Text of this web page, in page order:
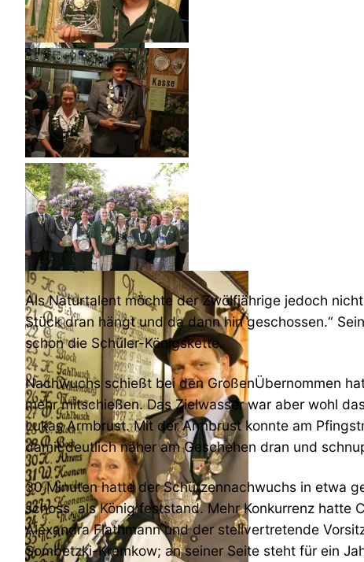
Als Naturtalent möchte der Zwölfjährige jedoch
Stück dran hängt und da dann hin geschossen.“
schon die Schüler-Königskette.
Nachwuchs schießt bei den GroßenÜbernommen
mehr mitschießen. Das Zielwasser war aber wohl
Lukas Armbrust. Mit der Armbrust konnte am
damit deutlich näher am Geschehen dran und
30 Minuten hatte der Schützennachwuchs in etwa
schoss, als König feststand. Mehr Konkurrenz
Alexandra Flathmann und der stellvertretende
Sombetzki-Kremkow; an seiner Seite steht für ein